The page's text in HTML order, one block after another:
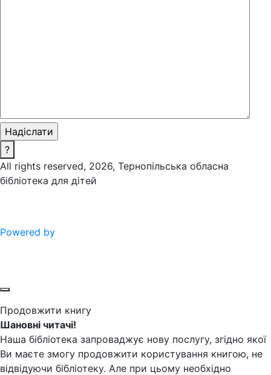
?
All rights reserved, 2026, Тернопільська обласна
бібліотека для дітей
Powered by
Продовжити книгу
Шановні читачі!
Наша бібліотека запроваджує нову послугу, згідно якої
Ви маєте змогу продовжити користування книгою, не
відвідуючи бібліотеку. Але при цьому необхідно